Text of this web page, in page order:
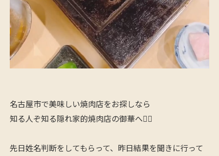
名古屋市で美味しい焼肉店をお探しなら
知る人ぞ知る隠れ家的焼肉店の御華へ🙋‍♂️
先日姓名判断をしてもらって、昨日結果を聞きに行って